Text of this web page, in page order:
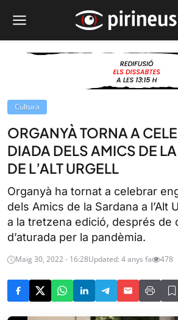
Cultura
ORGANYÀ TORNA A
DIADA DELS AMICS DE
DE L’ALT URGELL
Organyà ha tornat a celebrar
dels Amics de la Sardana a l’Alt
a la tretzena edició, després de
d’aturada per la pandèmia.
Maig 30, 2022 - 16:28Updated: 4 anys fa 478